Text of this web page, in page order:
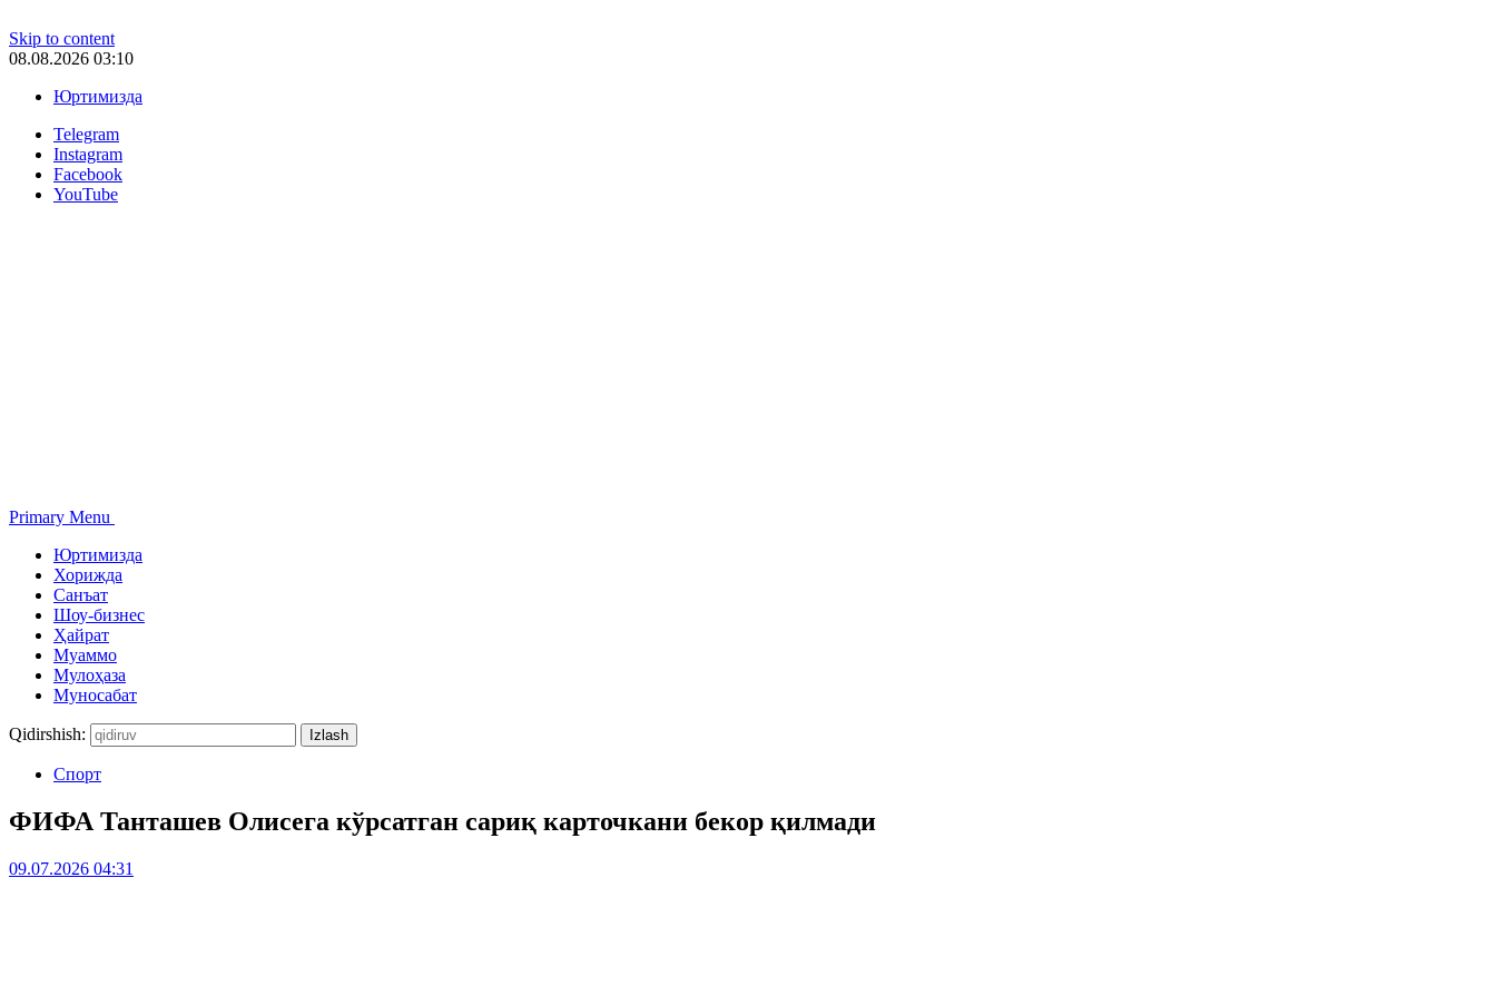
Skip to content
08.08.2026 03:10
Юртимизда
Telegram
Instagram
Facebook
YouTube
Primary Menu
Юртимизда
Хорижда
Санъат
Шоу-бизнес
Ҳайрат
Муаммо
Мулоҳаза
Муносабат
Qidirshish:
Спорт
ФИФА Танташев Олисега кўрсатган сариқ карточкани бекор қилмади
09.07.2026 04:31